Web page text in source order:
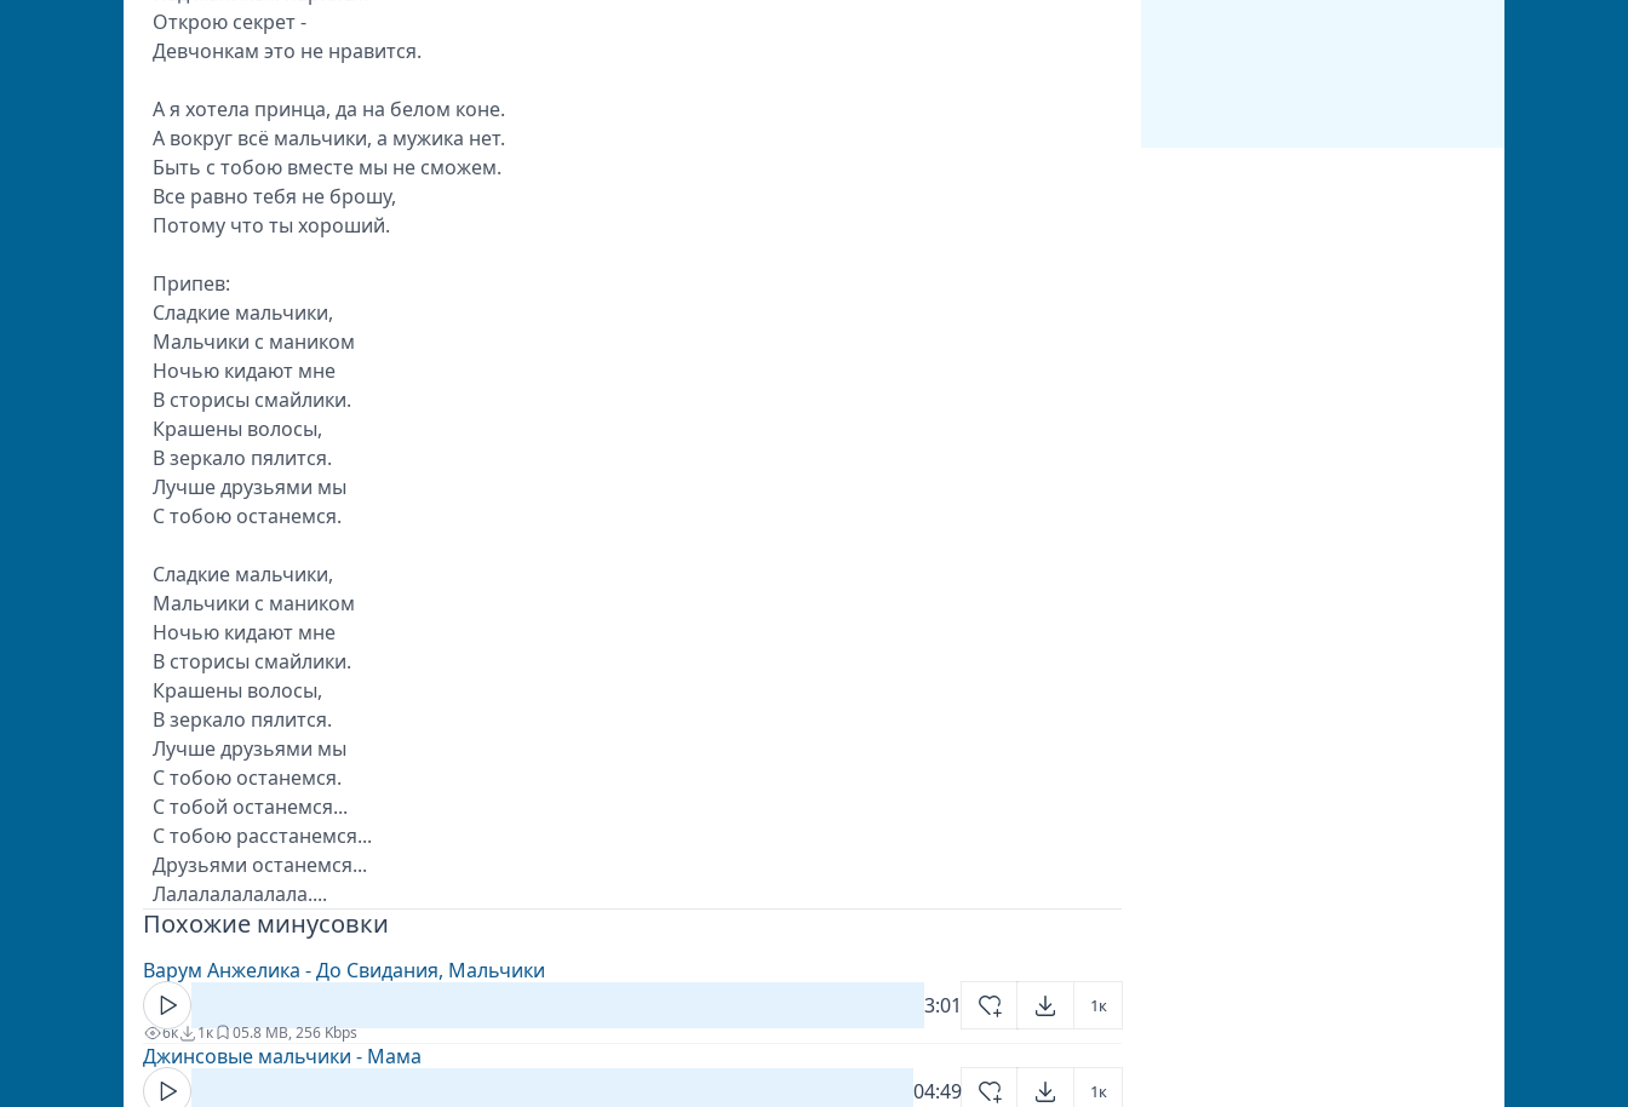
Открою секрет -
Девчонкам это не нравится.
А я хотела принца, да на белом коне.
А вокруг всё мальчики, а мужика нет.
Быть с тобою вместе мы не сможем.
Все равно тебя не брошу,
Потому что ты хороший.
Припев:
Сладкие мальчики,
Мальчики с маником
Ночью кидают мне
В сторисы смайлики.
Крашены волосы,
В зеркало пялится.
Лучше друзьями мы
С тобою останемся.
Сладкие мальчики,
Мальчики с маником
Ночью кидают мне
В сторисы смайлики.
Крашены волосы,
В зеркало пялится.
Лучше друзьями мы
С тобою останемся.
С тобой останемся...
С тобою расстанемся...
Друзьями останемся...
Лалалалалалала....
Похожие минусовки
Варум Анжелика - До Свидания, Мальчики
3:01
1к
6к 1к 05.8 MB, 256 Kbps
Джинсовые мальчики - Мама
04:49
1к